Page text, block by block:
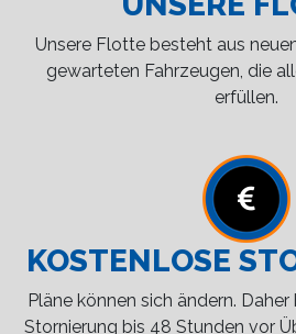
Unsere Flotte besteht aus
gewarteten Fahrzeugen, die
erfüllen.
KOSTENLOSE
Pläne können sich ändern.
Stornierung bis 48 Stunden vor